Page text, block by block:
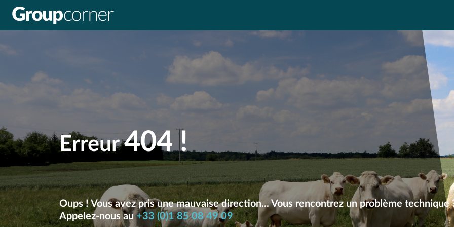
Erreur404 !
Oups ! Vous avez pris une mauvaise direction... Vous rencontrez un problème technique
Appelez-nous au+33 (0)1 85 08 49 09
Panneau de gestion des cookies